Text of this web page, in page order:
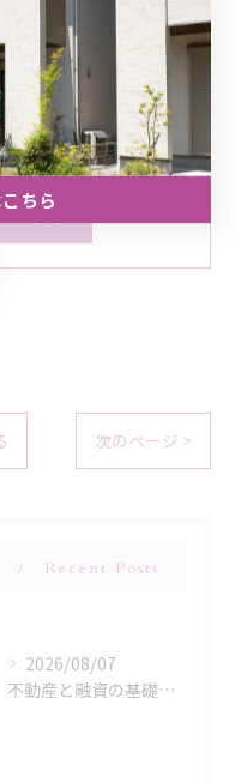
会社
6丁目17-5
こちら
次のページ >
Recent Posts
2026/08/07
不動産と融資の基礎から兵庫県神戸市の制度やリスク比較まで徹底解説
ちら
ちら